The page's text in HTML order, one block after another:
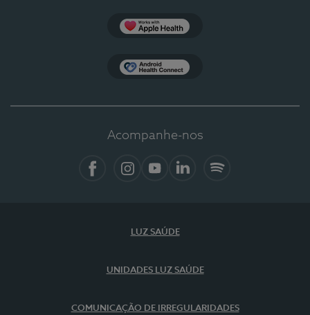
Acompanhe-nos
LUZ SAÚDE
UNIDADES LUZ SAÚDE
COMUNICAÇÃO DE IRREGULARIDADES